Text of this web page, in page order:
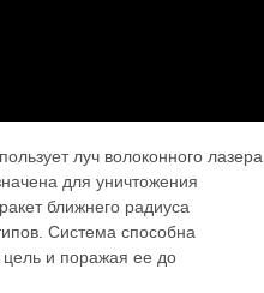
луч волоконного лазера
для уничтожения
ближнего радиуса
Система способна
и поражая ее до